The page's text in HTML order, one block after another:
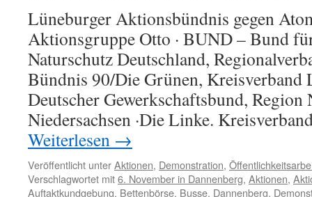
Lüneburger Aktionsbündnis gegen
Aktionsgruppe Otto · BUND – Bund
Naturschutz Deutschland,
Bündnis 90/Die Grünen, Kreisverband
Deutscher Gewerkschaftsbund, Region
Niedersachsen ·Die Linke.
Weiterlesen →
Veröffentlicht unterAktionen, Demonstration,
Verschlagwortet mit6. November in Dannenberg, Aktionen,
Auftaktkundgebung, Bettenbörse, Busse, Dannenberg,